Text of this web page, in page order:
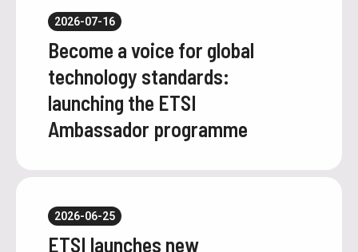
Become a voice for global
technology standards:
launching the ETSI
Ambassador programme
2026-07-16
ETSI launches new
2026-06-25